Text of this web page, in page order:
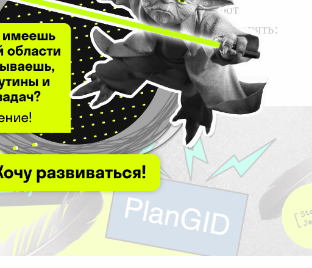
на рынке, но и отлично отражают
выбору YCombinator можно смело доверять:
и развивался Airbnb — стартап, который
а в 2020 году вышел на IPO.